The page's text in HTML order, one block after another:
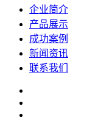
企业简介
产品展示
成功案例
新闻资讯
联系我们